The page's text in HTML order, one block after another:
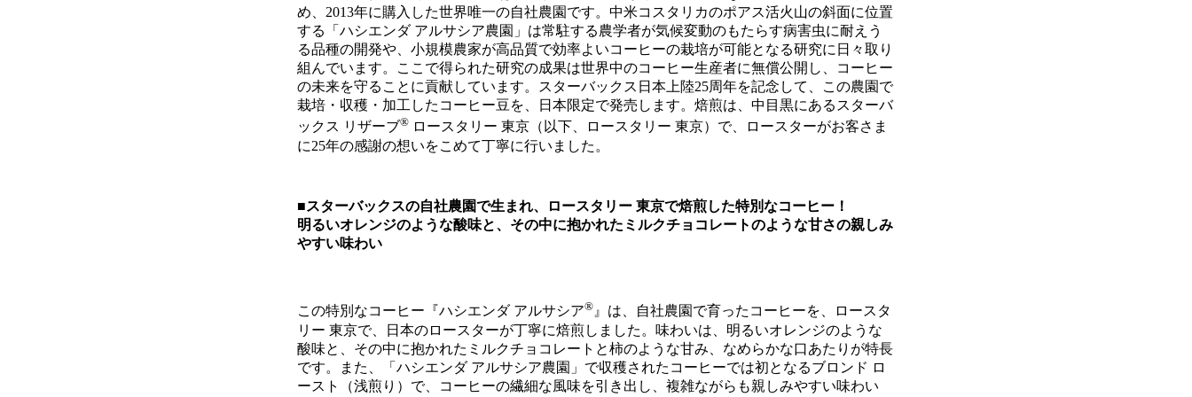
め、2013年に購入した世界唯一の自社農園です。中米コスタリカのポアス活火山の斜面に位置
する「ハシエンダ アルサシア農園」は常駐する農学者が気候変動のもたらす病害虫に耐えう
る品種の開発や、小規模農家が高品質で効率よいコーヒーの栽培が可能となる研究に日々取り
組んでいます。ここで得られた研究の成果は世界中のコーヒー生産者に無償公開し、コーヒー
の未来を守ることに貢献しています。スターバックス日本上陸25周年を記念して、この農園で
栽培・収穫・加工したコーヒー豆を、日本限定で発売します。焙煎は、中目黒にあるスターバ
ックス リザーブ®ロースタリー 東京（以下、ロースタリー 東京）で、ロースターがお客さま
に25年の感謝の想いをこめて丁寧に行いました。
■スターバックスの自社農園で生まれ、ロースタリー 東京で焙煎した特別なコーヒー！
明るいオレンジのような酸味と、その中に抱かれたミルクチョコレートのような甘さの親しみ
やすい味わい
この特別なコーヒー『ハシエンダ アルサシア®』は、自社農園で育ったコーヒーを、ロースタ
リー 東京で、日本のロースターが丁寧に焙煎しました。味わいは、明るいオレンジのような
酸味と、その中に抱かれたミルクチョコレートと柿のような甘み、なめらかな口あたりが特長
です。また、「ハシエンダ アルサシア農園」で収穫されたコーヒーでは初となるブロンド ロ
ースト（浅煎り）で、コーヒーの繊細な風味を引き出し、複雑ながらも親しみやすい味わい